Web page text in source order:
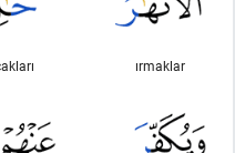
ırmaklar